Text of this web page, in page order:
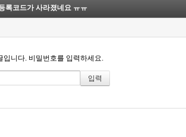
주문조회
이용안내
질문하기
록코드가 사라졌네요 ㅠㅠ
입니다. 비밀번호를 입력하세요.